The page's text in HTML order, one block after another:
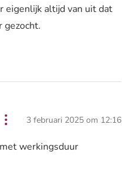
eigenlijk altijd van uit dat
gezocht.
3 februari 2025 om 12:16
werkingsduur